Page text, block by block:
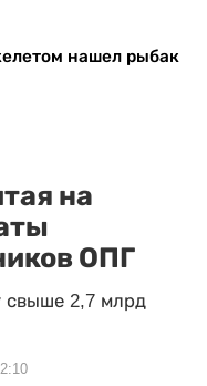
нашел рыбак
на
ОПГ
свыше 2,7 млрд